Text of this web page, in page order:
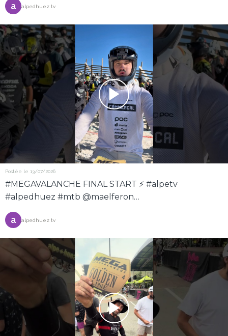
a alpedhuez tv
Postée le 13/07/2026
#MEGAVALANCHE FINAL START ⚡️ #alpetv
#alpedhuez #mtb @maelferon
a alpedhuez tv